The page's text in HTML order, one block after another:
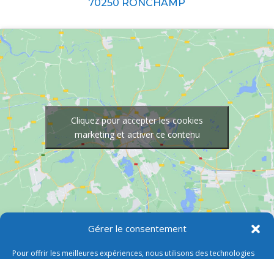
Gérer le consentement
Pour offrir les meilleures expériences, nous utilisons des technologies
70250 RONCHAMP
Cliquez pour accepter les cookies
marketing et activer ce contenu